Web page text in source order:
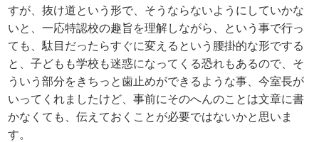
すが、抜け道という形で、そうならないようにしていかな
いと、一応特認校の趣旨を理解しながら、という事で行っ
ても、駄目だったらすぐに変えるという腰掛的な形でする
と、子どもも学校も迷惑になってくる恐れもあるので、そ
ういう部分をきちっと歯止めができるような事、今室長が
いってくれましたけど、事前にそのへんのことは文章に書
かなくても、伝えておくことが必要ではないかと思いま
す。